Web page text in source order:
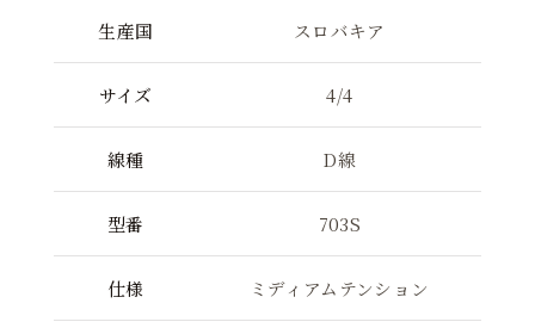
生産国 スロバキア
サイズ 4/4
線種 D線
型番 703S
仕様 ミディアムテンション